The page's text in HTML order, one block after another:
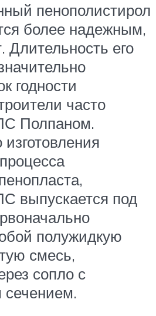
пенополистирол
более надежным,
Длительность его
годности
часто
Полпаном.
изготовления
выпускается под
полужидкую
смесь,
сопло с